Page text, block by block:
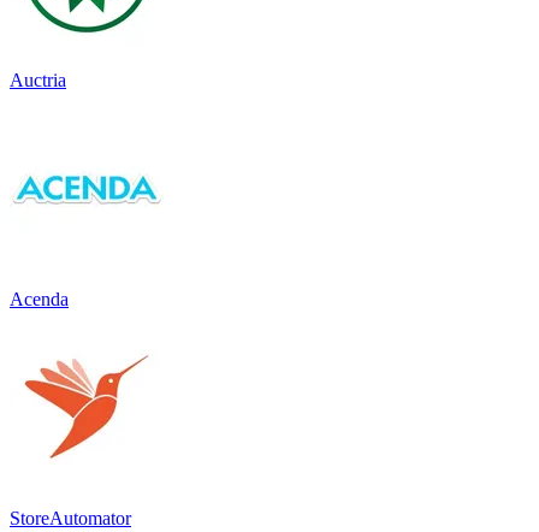
Auctria
Acenda
StoreAutomator